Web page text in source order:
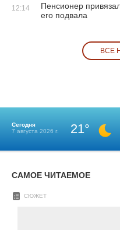
12:14
Пенсионер
его подвала
ВСЕ
Сегодня
7 августа 2026 г.
21°
САМОЕ ЧИТАЕМОЕ
СЮЖЕТ